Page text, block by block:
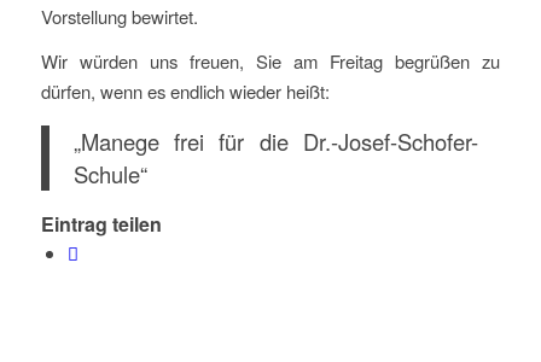
Vorstellung bewirtet.
Wir würden uns freuen, Sie am Freitag begrüßen zu
dürfen, wenn es endlich wieder heißt:
„Manege frei für die Dr.-Josef-Schofer-
Schule“
Eintrag teilen